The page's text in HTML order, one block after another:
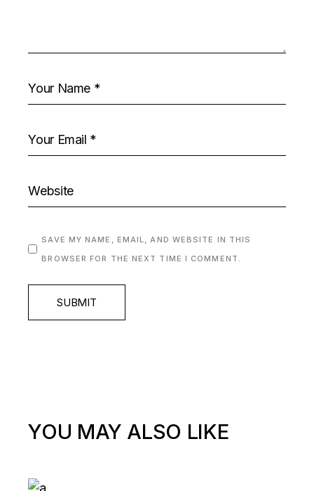
SAVE MY NAME, EMAIL, AND WEBSITE IN THIS
BROWSER FOR THE NEXT TIME I COMMENT.
SUBMIT
YOU MAY ALSO LIKE